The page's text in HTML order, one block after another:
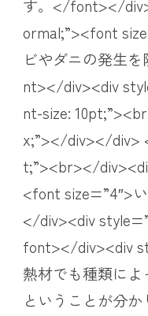
す。</font></
ormal;”><font
ビやダニの発生
nt></div><div
nt-size:
x;”></div></div>
t;”><br></
<font size=”4″>
</div><div
font></div><div
熱材でも種類に
ということが分